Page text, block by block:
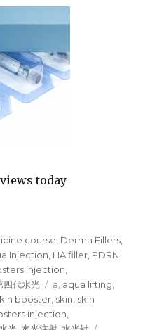
today
course Derma Fillers
Injection HA filler PDRN
injection
四代水光 Tags
a aqua lifting
booster skin skin
injection